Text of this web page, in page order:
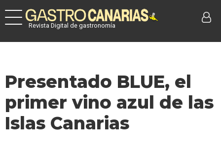
Revista Digital de gastronomía
Presentado BLUE, el
primer vino azul de las
Islas Canarias